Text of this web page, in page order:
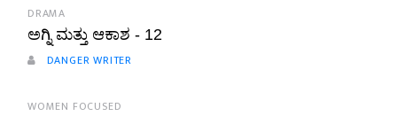
DRAMA
ಅಗ್ನಿ ಮತ್ತು ಆಕಾಶ - 12
DANGER WRITER
WOMEN FOCUSED